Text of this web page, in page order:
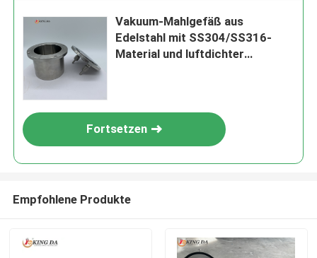
Vakuum-Mahlgefäß aus
Edelstahl mit SS304/SS316-
Material und luftdichter
Fortsetzen
Empfohlene Produkte